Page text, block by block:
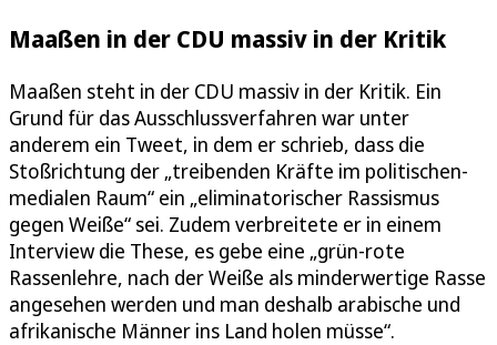
Maaßen in der CDU massiv in der Kritik
Maaßen steht in der CDU massiv in der Kritik. Ein
Grund für das Ausschlussverfahren war unter
anderem ein Tweet, in dem er schrieb, dass die
Stoßrichtung der „treibenden Kräfte im politischen-
medialen Raum“ ein „eliminatorischer Rassismus
gegen Weiße“ sei. Zudem verbreitete er in einem
Interview die These, es gebe eine „grün-rote
Rassenlehre, nach der Weiße als minderwertige Rasse
angesehen werden und man deshalb arabische und
afrikanische Männer ins Land holen müsse“.